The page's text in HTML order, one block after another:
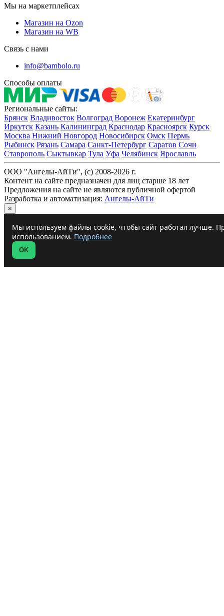
Мы на маркетплейсах
Магазин на Ozon
Магазин на WB
Связь с нами
info@bambolo.ru
Способы оплаты
Региональные сайты:
Брянск Владивосток Волгоград Воронеж Екатеринбург
Иркутск Казань Калининград Краснодар Красноярск Курск
Москва Нижний Новгород Новосибирск Омск Пермь
Рыбинск Рязань Самара Санкт-Петербург Саратов Сочи
Ставрополь Сыктывкар Тула Уфа Челябинск Ярославль
ООО "Ангелы-АйТи", (c) 2008-2026 г.
Контент на сайте предназначен для лиц старше 18 лет
Предложения на сайте не являются публичной офертой
Разработка и автоматизация: Ангелы-АйТи
×
Мы используем файлы cookie, чтобы сайт работал лучше.
использованием. Подробнее
OK